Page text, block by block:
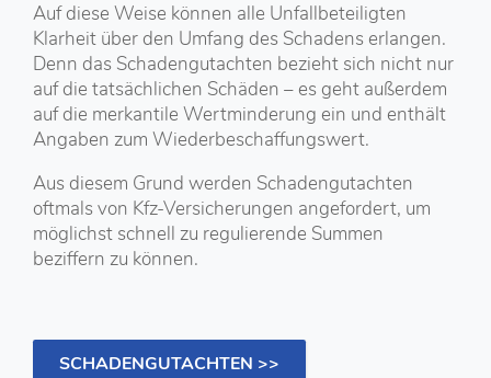
Auf diese Weise können alle Unfallbeteiligten
Klarheit über den Umfang des Schadens erlangen.
Denn das Schadengutachten bezieht sich nicht nur
auf die tatsächlichen Schäden – es geht außerdem
auf die merkantile Wertminderung ein und enthält
Angaben zum Wiederbeschaffungswert.
Aus diesem Grund werden Schadengutachten
oftmals von Kfz-Versicherungen angefordert, um
möglichst schnell zu regulierende Summen
beziffern zu können.
SCHADENGUTACHTEN >>